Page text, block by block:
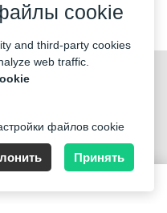
права защищены
cookie
and third-party cookies
web traffic.
файлов cookie
Принять